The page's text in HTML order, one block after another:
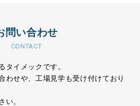
問い合わせ
CONTACT
タイメックです。
わせや、工場見学も受け付けており
い。